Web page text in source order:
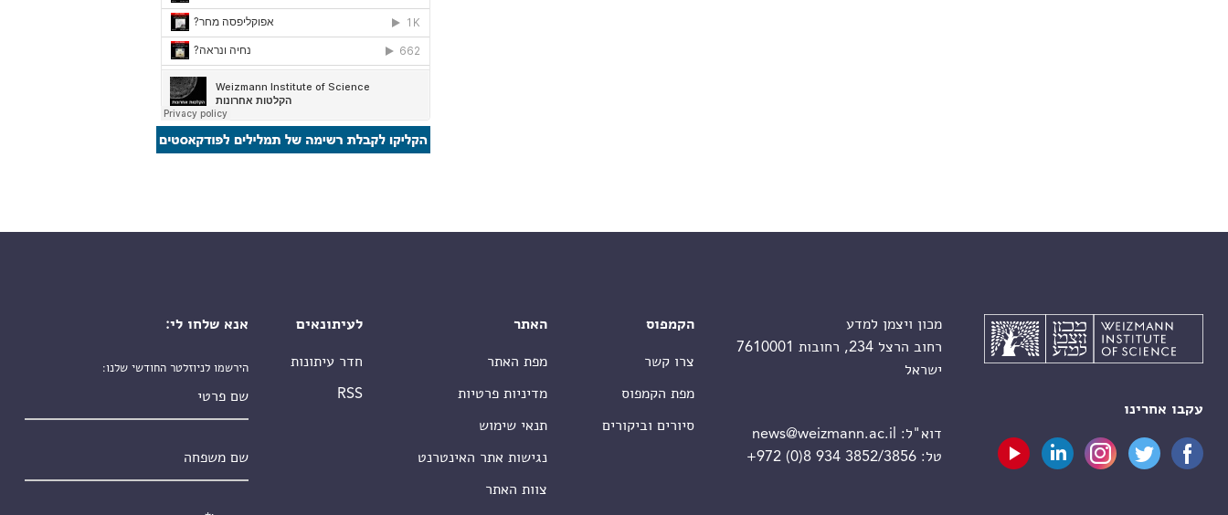
עקבו אחרינו
מכון ויצמן למדע
רחוב הרצל 234, רחובות 7610001
ישראל
דוא"ל:
news@weizmann.ac.il
טל:+972 (0)8 934 3852/3856
הקמפוס
צרו קשר
מפת הקמפוס
סיורים וביקורים
האתר
מפת האתר
מדיניות פרטיות
תנאי שימוש
נגישות אתר האינטרנט
צוות האתר
לעיתונאים
חדר עיתונות
RSS
אנא שלחו לי:
הירשמו לניוזלטר החודשי שלנו: